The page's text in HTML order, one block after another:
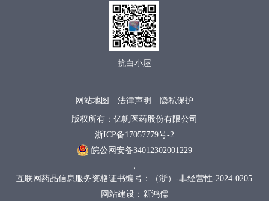
抗白小屋
网站地图 法律声明 隐私保护
版权所有：亿帆医药股份有限公司
浙ICP备17057779号-2
皖公网安备34012302001229
，
互联网药品信息服务资格证书编号：（浙）-非经营性-2024-0205
网站建设：新鸿儒